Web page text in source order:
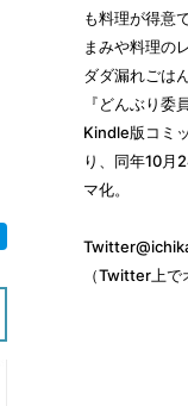
も料理が得意
まみや料理の
ダダ漏れごは
『どんぶり
Kindle版コミ
り、同年10月
マ化。
Twitter
（Twitter上で